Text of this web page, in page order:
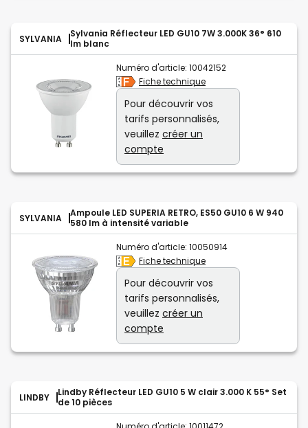
SYLVANIA
Sylvania Réflecteur LED GU10 7W 3.000K 36° 610
lm blanc
Numéro d'article: 10042152
Fiche technique
Pour découvrir vos
tarifs personnalisés,
veuillez créer un
compte
SYLVANIA
Ampoule LED SUPERIA RETRO, ES50 GU10 6 W 940
580 lm à intensité variable
Numéro d'article: 10050914
Fiche technique
Pour découvrir vos
tarifs personnalisés,
veuillez créer un
compte
LINDBY
Lindby Réflecteur LED GU10 5 W clair 3.000 K 55° Set
de 10 pièces